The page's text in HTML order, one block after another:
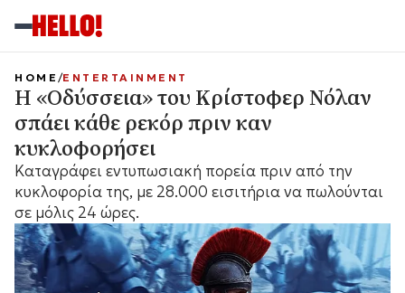
HOME ENTERTAINMENT
Η «Οδύσσεια» του Κρίστοφερ Νόλαν
σπάει κάθε ρεκόρ πριν καν
κυκλοφορήσει
Καταγράφει εντυπωσιακή πορεία πριν από την
κυκλοφορία της, με 28.000 εισιτήρια να πωλούνται
σε μόλις 24 ώρες.